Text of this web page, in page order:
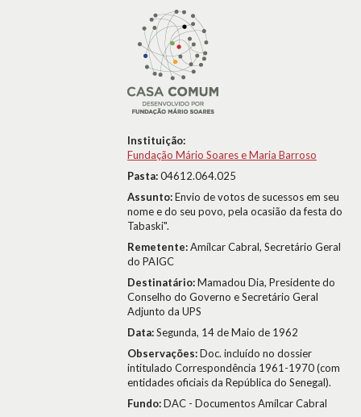
Instituição:
Fundação Mário Soares e Maria Barroso
Pasta:04612.064.025
Assunto:Envio de votos de sucessos em seu
nome e do seu povo, pela ocasião da festa do
Tabaski".
Remetente:Amílcar Cabral, Secretário Geral
do PAIGC
Destinatário:Mamadou Dia, Presidente do
Conselho do Governo e Secretário Geral
Adjunto da UPS
Data:Segunda, 14 de Maio de 1962
Observações:Doc. incluído no dossier
intitulado Correspondência 1961-1970 (com
entidades oficiais da República do Senegal).
Fundo:DAC - Documentos Amílcar Cabral